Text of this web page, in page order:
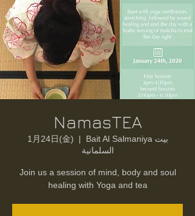
NamasTEA
1月24日(金)
  |
Bait Al Salmaniya بيت
السلمانية
Join us a session of mind, body and soul
healing with Yoga and tea